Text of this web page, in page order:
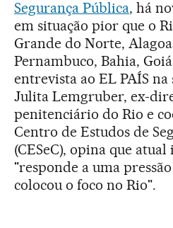
Segurança Pública, há
em situação pior que o
Grande do Norte,
Pernambuco, Bahia,
entrevista ao EL PAÍS na
Julita Lemgruber, ex-
penitenciário do Rio e
Centro de Estudos de
(CESeC), opina que
"responde a uma
colocou o foco no Rio".